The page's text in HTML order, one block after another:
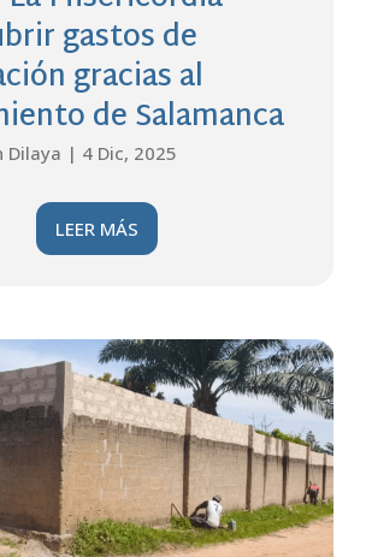
gastos de
gracias al
de Salamanca
Dilaya | 4 Dic, 2025
LEER MÁS